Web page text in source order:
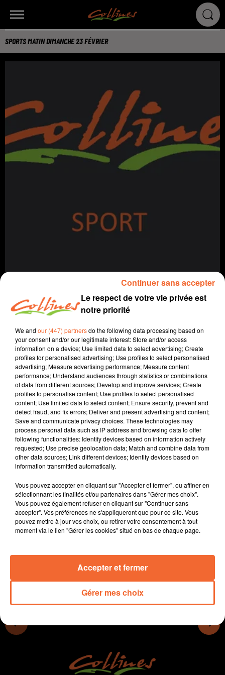
SPORTS MATIN DIMANCHE 23 FÉVRIER
sports infos
23 février 2025 - 45 min 25 sec
SPORTS MATIN DIMANCHE 23 FÉVRIER
Vincent Nori
Le sport près de chez vous
CALENDRIER est le fil rouge de ce SMD: Anniversaires
de club avec le FC BRESSUIRE et le SAM Basket à
Moncoutant, anniversaires fêtés en Juin prochain.
Dimanche 2 Mars, le SBAC participera aux
championnats de France de cross à
Challans….Rencontre avec l’expérimenté Steve
Millasseau. Et aussi les premiers résultats de foot et la
réaction de Samir Bakir du fc bressuire, Du basket,
hand, volley avec Rose Beleng du Vbp Niort.
Le respect de votre vie privée est
notre priorité
We and our (447) partnersdo the following data processing based on
your consent and/or our legitimate interest: Store and/or access
information on a device; Use limited data to select advertising; Create
profiles for personalised advertising; Use profiles to select personalised
advertising; Measure advertising performance; Measure content
performance; Understand audiences through statistics or combinations
of data from different sources; Develop and improve services; Create
profiles to personalise content; Use profiles to select personalised
content; Use limited data to select content; Ensure security, prevent and
detect fraud, and fix errors; Deliver and present advertising and content;
Save and communicate privacy choices. These technologies may
process personal data such as IP address and browsing data to offer
following functionalities: Identify devices based on information actively
requested; Use precise geolocation data; Match and combine data from
other data sources; Link different devices; Identify devices based on
information transmitted automatically.
Vous pouvez accepter en cliquant sur "Accepter et fermer", ou affiner en
sélectionnant les finalités et/ou partenaires dans "Gérer mes choix".
Vous pouvez également refuser en cliquant sur "Continuer sans
accepter". Vos préférences ne s'appliqueront que pour ce site. Vous
pouvez mettre à jour vos choix, ou retirer votre consentement à tout
moment via le lien "Gérer les cookies" situé en bas de chaque page.
Gérer mes choix
Accepter et fermer
Continuer sans accepter